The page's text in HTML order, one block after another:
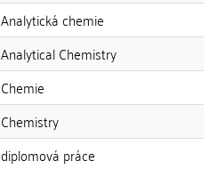
Analytická chemie
Analytical Chemistry
Chemie
Chemistry
diplomová práce